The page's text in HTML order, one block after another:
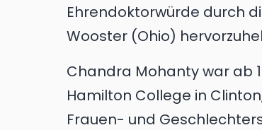
Ehrendoktorwürde durch
Wooster (Ohio)
Chandra Mohanty war ab
Hamilton College in
Frauen- und